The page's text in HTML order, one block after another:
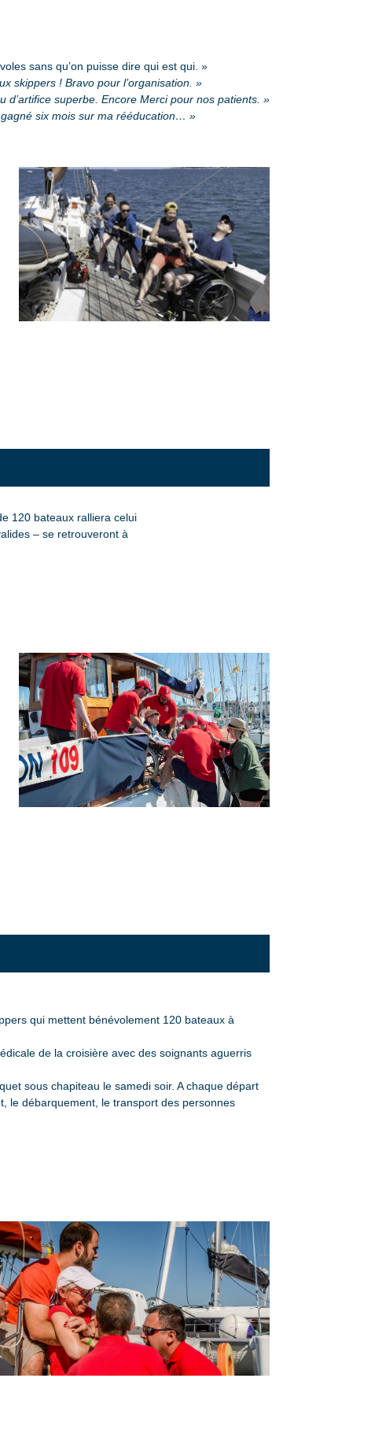
sans qu’on puisse dire qui est qui. »
skippers ! Bravo pour l’organisation. »
superbe. Encore Merci pour nos patients. »
six mois sur ma rééducation… »
120 bateaux ralliera celui
– se retrouveront à
qui mettent bénévolement 120 bateaux à
de la croisière avec des soignants aguerris
sous chapiteau le samedi soir. A chaque départ
le débarquement, le transport des personnes